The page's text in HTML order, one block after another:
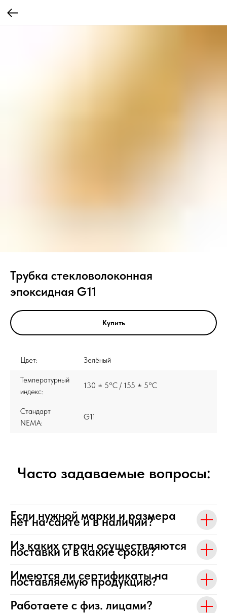
Трубка стекловолоконная
эпоксидная G11
Купить
Цвет: Зелёный
Температурный
индекс:
130 ± 5°C / 155 ± 5°C
Стандарт
NEMA:
G11
Часто задаваемые вопросы:
Если нужной марки и размера
нет на сайте и в наличии?
Из каких стран осуществляются
поставки и в какие сроки?
Имеются ли сертификаты на
поставляемую продукцию?
Работаете с физ. лицами?